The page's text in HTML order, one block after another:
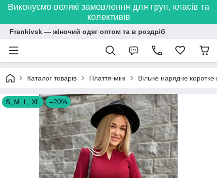
Виконуємо великі замовлення для груп, класів та
колективів
Frankivsk — жіночий одяг оптом та в роздріб
Каталог товарів Плаття-міні Вільне нарядне
S, M, L, XL –20%